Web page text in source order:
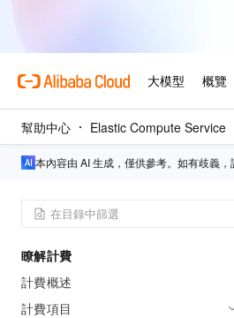
幫助中心 Elastic Compute Service
本內容由 AI 生成，僅供參考。如有歧義，
瞭解計費
計費概述
計費項目